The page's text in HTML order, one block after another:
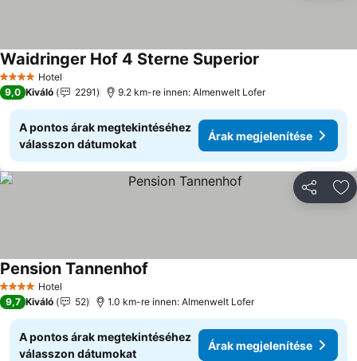
4 KategóriaHotel
Waidringer Hof 4 Sterne Superior
9,0 Kiváló 2291 9.2 km-re innen: Almenwelt Lofer
A pontos árak megtekintéséhez
válasszon dátumokat
Árak megjelenítése
4 KategóriaHotel
Pension Tannenhof
9,7 Kiváló 52 1.0 km-re innen: Almenwelt Lofer
A pontos árak megtekintéséhez
válasszon dátumokat
Árak megjelenítése